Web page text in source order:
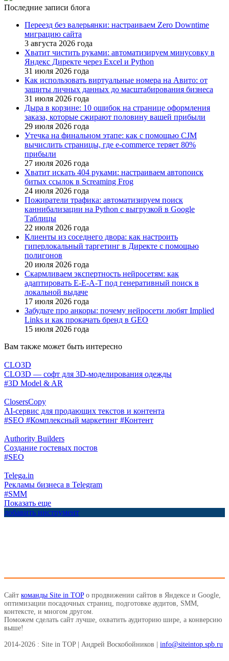
Последние записи блога
Переезд без валерьянки: настраиваем Zero Downtime
миграцию сайта
3 августа 2026 года
Хватит чистить руками: автоматизируем минусовку в
Яндекс Директе через Excel и Python
31 июля 2026 года
Как использовать виртуальные номера на Авито: от
защиты личных данных до масштабирования бизнеса
31 июля 2026 года
Дыра в корзине: 10 ошибок на странице оформления
заказа, которые сжирают половину вашей прибыли
29 июля 2026 года
Утечка на финальном этапе: как с помощью CJM
вычислить страницы, где e-commerce теряет 80%
прибыли
27 июля 2026 года
Хватит искать 404 руками: настраиваем автопоиск
битых ссылок в Screaming Frog
24 июля 2026 года
Пожиратели трафика: автоматизируем поиск
каннибализации на Python с выгрузкой в Google
Таблицы
22 июля 2026 года
Клиенты из соседнего двора: как настроить
гиперлокальный таргетинг в Директе с помощью
полигонов
20 июля 2026 года
Скармливаем экспертность нейросетям: как
адаптировать E-E-A-T под генеративный поиск в
локальной выдаче
17 июля 2026 года
Забудьте про анкоры: почему нейросети любят Implied
Links и как прокачать бренд в GEO
15 июля 2026 года
Вам также может быть интересно
CLO3D
CLO3D — софт для 3D-моделирования одежды
#3D Model & AR
ClosersCopy
AI-сервис для продающих текстов и контента
#SEO #Комплексный маркетинг #Контент
Authority Builders
Создание гостевых постов
#SEO
Telega.in
Рекламы бизнеса в Telegram
#SMM
Показать еще
добавить инструмент
Сайт команды Site in TOPо продвижении сайтов в Яндексе и Google,
оптимизации посадочных страниц, подготовке аудитов, SMM,
контексте, и многом другом.
Поможем сделать сайт лучше, охватить аудиторию шире, а конверсию
выше!
2014-2026 : Site in TOP | Андрей Воскобойников | info@siteintop.spb.ru